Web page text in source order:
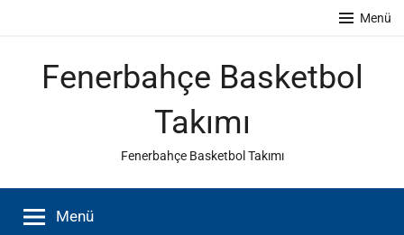
Menü
Fenerbahçe Basketbol
Takımı
Fenerbahçe Basketbol Takımı
Menü